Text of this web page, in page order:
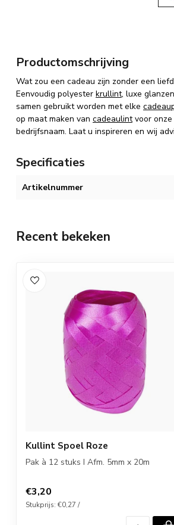
Productomschrijving
Wat zou een cadeau zijn zonder een
Eenvoudig polyester krullint, luxe
samen gebruikt worden met elke
op maat maken van cadeaulintvoor onze
bedrijfsnaam. Laat u inspireren en wij
Specificaties
Artikelnummer
Recent bekeken
Kullint Spoel Roze
Pak à 12 stuks I Afm. 5mm x 20m
€3,20
Stukprijs: €0,27 /